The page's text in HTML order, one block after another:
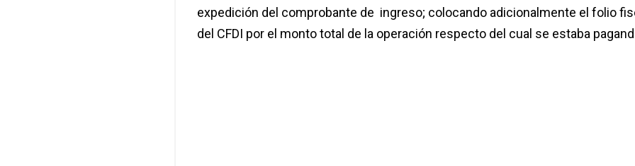
expedición del comprobante de ingreso; colocando adicionalmente el folio
del CFDI por el monto total de la operación respecto del cual se estaba